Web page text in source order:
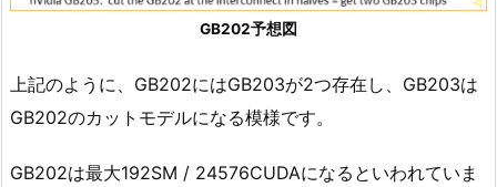
GB202予想図
上記のように、GB202にはGB203が2つ存在し、GB203は
GB202のカットモデルになる模様です。
GB202は最大192SM / 24576CUDAになるといわれていま